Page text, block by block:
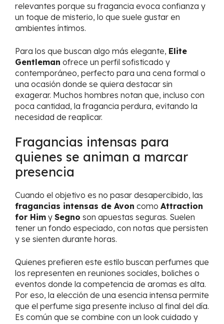
relevantes porque su fragancia evoca confianza y
un toque de misterio, lo que suele gustar en
ambientes íntimos.
Para los que buscan algo más elegante, Elite
Gentleman ofrece un perfil sofisticado y
contemporáneo, perfecto para una cena formal o
una ocasión donde se quiera destacar sin
exagerar. Muchos hombres notan que, incluso con
poca cantidad, la fragancia perdura, evitando la
necesidad de reaplicar.
Fragancias intensas para
quienes se animan a marcar
presencia
Cuando el objetivo es no pasar desapercibido, las
fragancias intensas de Avon como Attraction
for Him y Segno son apuestas seguras. Suelen
tener un fondo especiado, con notas que persisten
y se sienten durante horas.
Quienes prefieren este estilo buscan perfumes que
los representen en reuniones sociales, boliches o
eventos donde la competencia de aromas es alta.
Por eso, la elección de una esencia intensa permite
que el perfume siga presente incluso al final del día.
Es común que se combine con un look cuidado y